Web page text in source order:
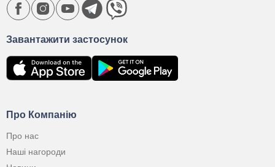
Про Компанію
Про нас
Наші нагороди
Завантажити застосунок